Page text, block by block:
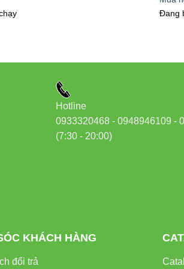
phí thay thế mà còn giảm thiểu rác thải
Gian Gia Đình
văn phòng, đèn LED bán nguyệt M36
việc với máy tính trong thời gian dài.
Đang
Hotline
0933320468 - 0948946109 -
(7:30 - 20:00)
KHÁCH HÀNG
đổi trả